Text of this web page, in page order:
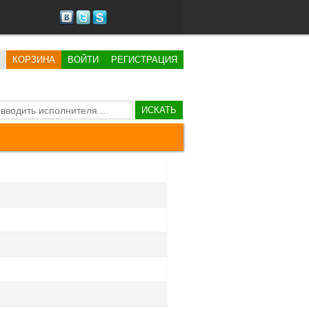
КОРЗИНА ВОЙТИ РЕГИСТРАЦИЯ
ИСКАТЬ